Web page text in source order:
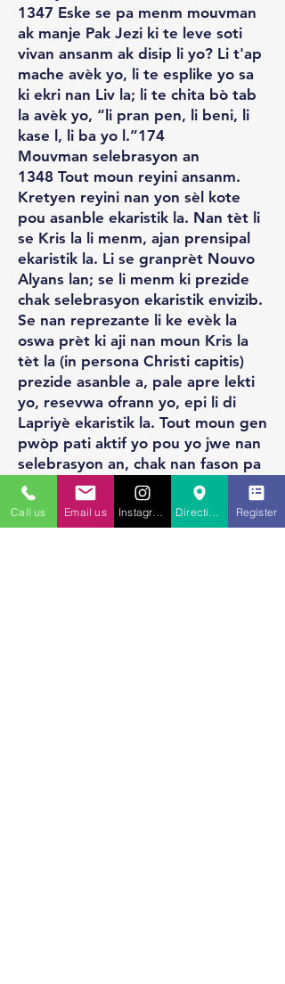
1347 Eske se pa menm mouvman
ak manje Pak Jezi ki te leve soti
vivan ansanm ak disip li yo? Li t'ap
mache avèk yo, li te esplike yo sa
ki ekri nan Liv la; li te chita bò tab
la avèk yo, “li pran pen, li beni, li
kase l, li ba yo l.”174
Mouvman selebrasyon an
1348 Tout moun reyini ansanm.
Kretyen reyini nan yon sèl kote
pou asanble ekaristik la. Nan tèt li
se Kris la li menm, ajan prensipal
ekaristik la. Li se granprèt Nouvo
Alyans lan; se li menm ki prezide
chak selebrasyon ekaristik envizib.
Se nan reprezante li ke evèk la
oswa prèt ki aji nan moun Kris la
tèt la (in persona Christi capitis)
prezide asanble a, pale apre lekti
yo, resevwa ofrann yo, epi li di
Lapriyè ekaristik la. Tout moun gen
pwòp pati aktif yo pou yo jwe nan
selebrasyon an, chak nan fason pa
yo: lektè, moun ki pote ofrann yo,
moun ki bay kominyon yo, ak tout
pèp la ki gen "Amèn" manifeste
Call us Email us Register